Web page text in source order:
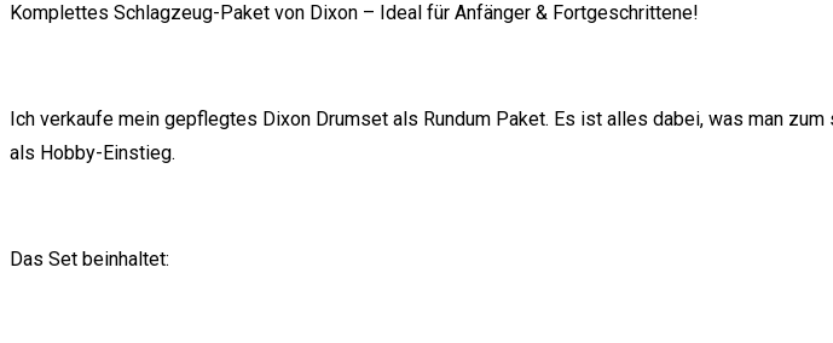
Komplettes Schlagzeug-Paket von Dixon – Ideal für Anfänger & Fortgeschrittene!
Ich verkaufe mein gepflegtes Dixon Drumset als Rundum Paket. Es ist alles dabei, was man
als Hobby-Einstieg.
Das Set beinhaltet: